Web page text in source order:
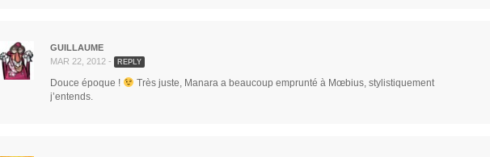
GUILLAUME
MAR 22, 2012 -
REPLY
Douce époque !
Très juste, Manara a beaucoup emprunté à Mœbius, stylistiquement
j’entends.